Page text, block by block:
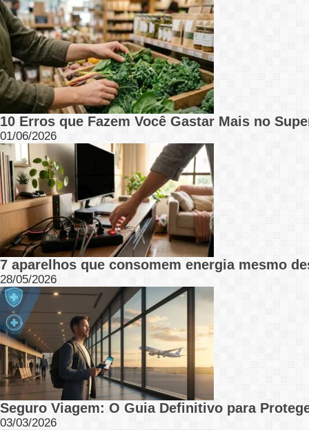
10 Erros que Fazem Você Gastar Mais no
01/06/2026
7 aparelhos que consomem energia mesmo
28/05/2026
Seguro Viagem: O Guia Definitivo para
03/03/2026